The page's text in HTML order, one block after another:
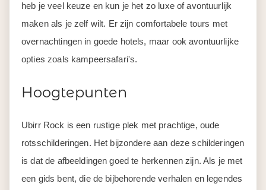
heb je veel keuze en kun je het zo luxe of avontuurlijk
maken als je zelf wilt. Er zijn comfortabele tours met
overnachtingen in goede hotels, maar ook avontuurlijke
opties zoals kampeersafari's.
Hoogtepunten
Ubirr Rock is een rustige plek met prachtige, oude
rotsschilderingen. Het bijzondere aan deze schilderingen
is dat de afbeeldingen goed te herkennen zijn. Als je met
een gids bent, die de bijbehorende verhalen en legendes